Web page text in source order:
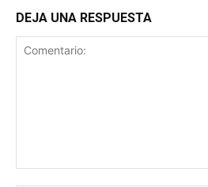
DEJA UNA RESPUESTA